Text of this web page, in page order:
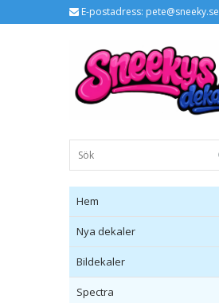
E-postadress: pete@sneeky.se
Hem
Nya dekaler
Bildekaler
Spectra